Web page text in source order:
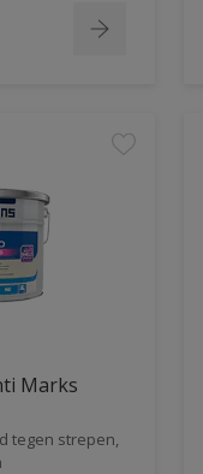
Marks
tegen strepen,